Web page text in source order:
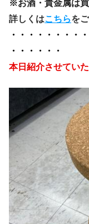
※お酒・貴金属は買
詳しくはこちらを
・・・・・・・・
・・・・・・
本日紹介させてい